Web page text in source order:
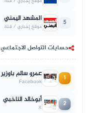
5 المشهد اليمني
موقع إخباري / قناة
حسابات التواصل الاجتماعي
1 عمرو سالم باوزير
Facebook
2 أبوخالد الناخبي
X